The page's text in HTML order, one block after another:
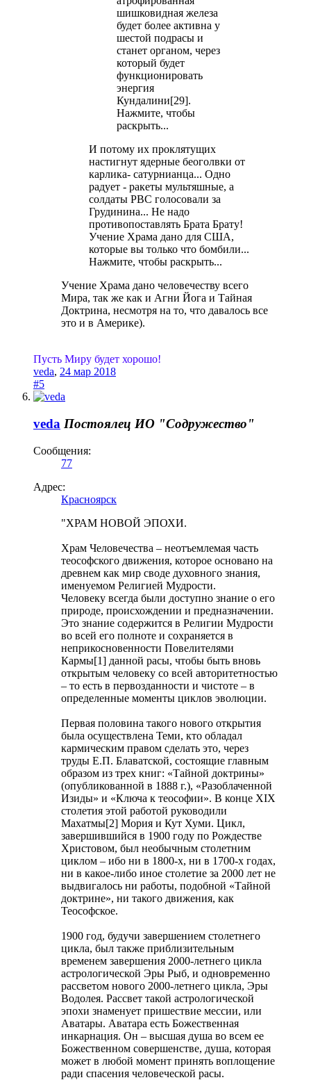
шишковидная железа
будет более активна у
шестой подрасы и
станет органом, через
который будет
функционировать
энергия
Кундалини[29].
Нажмите, чтобы
раскрыть...
И потому их проклятущих
настигнут ядерные беоголвки от
карлика- сатурнианца... Одно
радует - ракеты мультяшные, а
солдаты РВС голосовали за
Грудинина... Не надо
противопоставлять Брата Брату!
Учение Храма дано для США,
которые вы только что бомбили...
Нажмите, чтобы раскрыть...
Учение Храма дано человечеству всего
Мира, так же как и Агни Йога и Тайная
Доктрина, несмотря на то, что давалось все
это и в Америке).
Пусть Миру будет хорошо!
veda, 24 мар 2018
#5
veda Постоялец ИО "Содружество"
Сообщения:
77
Адрес:
Красноярск
"ХРАМ НОВОЙ ЭПОХИ.
Храм Человечества – неотъемлемая часть
теософского движения, которое основано на
древнем как мир своде духовного знания,
именуемом Религией Мудрости.
Человеку всегда были доступно знание о его
природе, происхождении и предназначении.
Это знание содержится в Религии Мудрости
во всей его полноте и сохраняется в
неприкосновенности Повелителями
Кармы[1] данной расы, чтобы быть вновь
открытым человеку со всей авторитетностью
– то есть в первозданности и чистоте – в
определенные моменты циклов эволюции.
Первая половина такого нового открытия
была осуществлена Теми, кто обладал
кармическим правом сделать это, через
труды Е.П. Блаватской, состоящие главным
образом из трех книг: «Тайной доктрины»
(опубликованной в 1888 г.), «Разоблаченной
Изиды» и «Ключа к теософии». В конце XIX
столетия этой работой руководили
Махатмы[2] Мория и Кут Хуми. Цикл,
завершившийся в 1900 году по Рождестве
Христовом, был необычным столетним
циклом – ибо ни в 1800-х, ни в 1700-х годах,
ни в какое-либо иное столетие за 2000 лет не
выдвигалось ни работы, подобной «Тайной
доктрине», ни такого движения, как
Теософское.
1900 год, будучи завершением столетнего
цикла, был также приблизительным
временем завершения 2000-летнего цикла
астрологической Эры Рыб, и одновременно
рассветом нового 2000-летнего цикла, Эры
Водолея. Рассвет такой астрологической
эпохи знаменует пришествие мессии, или
Аватары. Аватара есть Божественная
инкарнация. Он – высшая душа во всем ее
Божественном совершенстве, душа, которая
может в любой момент принять воплощение
ради спасения человеческой расы.